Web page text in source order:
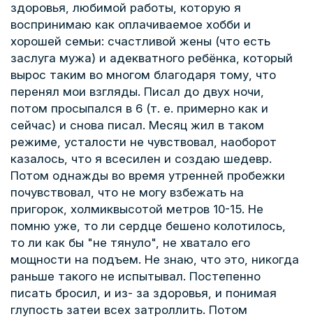
здоровья, любимой работы, которую я
воспринимаю как оплачиваемое хобби и
хорошей семьи: счастливой жены (что есть
заслуга мужа) и адекватного ребёнка, который
вырос таким во многом благодаря тому, что
перенял мои взгляды. Писал до двух ночи,
потом просыпался в 6 (т. е. примерно как и
сейчас) и снова писал. Месяц жил в таком
режиме, усталости не чувствовал, наоборот
казалось, что я всесилен и создаю шедевр.
Потом однажды во время утренней пробежки
почувствовал, что не могу взбежать на
пригорок, холмиквысотой метров 10-15. Не
помню уже, то ли сердце бешено колотилось,
то ли как бы "не тянуло", не хватало его
мощности на подъем. Не знаю, что это, никогда
раньше такого не испытывал. Постепенно
писать бросил, и из- за здоровья, и понимая
глупость затеи всех затроллить. Потом